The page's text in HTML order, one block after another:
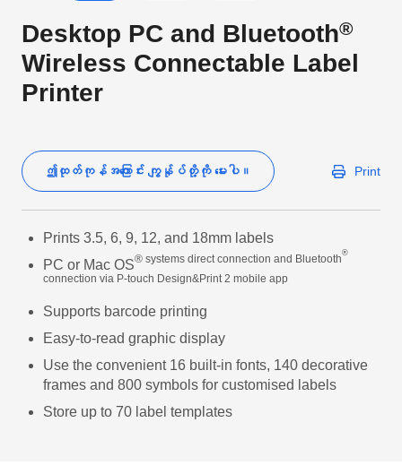
Desktop PC and Bluetooth®
Wireless Connectable Label
Printer
ဤထုတ်ကုန်အကြောင်း ကျွန်ုပ်တို့ကို မေးပါ။ Print
Prints 3.5, 6, 9, 12, and 18mm labels
PC or Mac OS® systems direct connection and Bluetooth®
connection via P-touch Design&Print 2 mobile app
Supports barcode printing
Easy-to-read graphic display
Use the convenient 16 built-in fonts, 140 decorative
frames and 800 symbols for customised labels
Store up to 70 label templates